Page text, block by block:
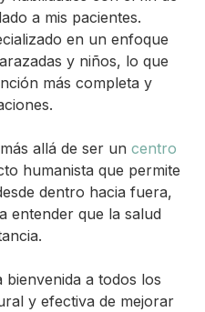
a mis pacientes.
en un enfoque
y niños, lo que
más completa y
allá de ser un centro
humanista que permite
dentro hacia fuera,
entender que la salud
bienvenida a todos los
y efectiva de mejorar